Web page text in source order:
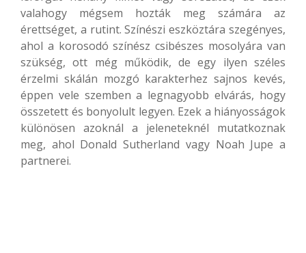
valahogy mégsem hozták meg számára az
érettséget, a rutint. Színészi eszköztára szegényes,
ahol a korosodó színész csibészes mosolyára van
szükség, ott még működik, de egy ilyen széles
érzelmi skálán mozgó karakterhez sajnos kevés,
éppen vele szemben a legnagyobb elvárás, hogy
összetett és bonyolult legyen. Ezek a hiányosságok
különösen azoknál a jeleneteknél mutatkoznak
meg, ahol Donald Sutherland vagy Noah Jupe a
partnerei.